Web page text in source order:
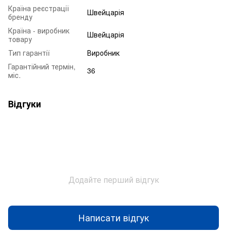
Країна реєстрації
бренду
Швейцарія
Країна - виробник
товару
Швейцарія
Тип гарантії
Виробник
Гарантійний термін,
міс.
36
Відгуки
Додайте перший відгук
Написати відгук